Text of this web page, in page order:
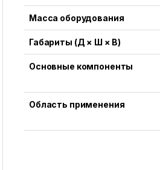
Масса оборудования
Габариты (Д × Ш × В)
Основные компоненты
Область применения